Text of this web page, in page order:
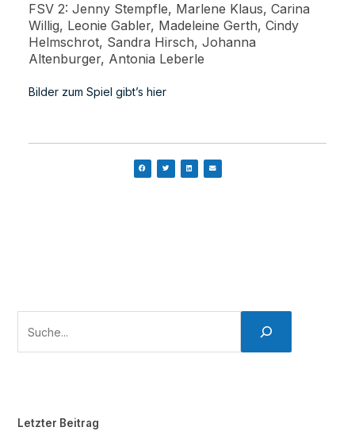
FSV 2: Jenny Stempfle, Marlene Klaus, Carina
Willig, Leonie Gabler, Madeleine Gerth, Cindy
Helmschrot, Sandra Hirsch, Johanna
Altenburger, Antonia Leberle
Bilder zum Spiel gibt’s hier
Letzter Beitrag